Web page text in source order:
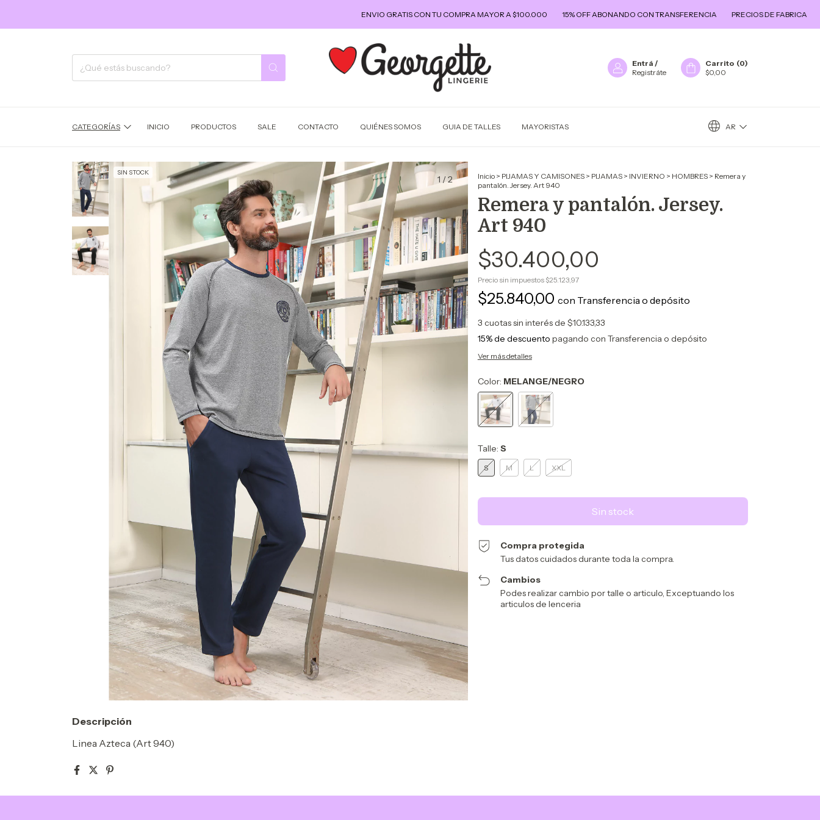
ENVIO GRATIS CON TU COMPRA MAYOR A $100.000 15% OFF ABONANDO CON TRANSFERENCIA PRECIOS DE FABRICA
Entrá /
Registráte
Carrito (0)
$0,00
CATEGORÍAS INICIO PRODUCTOS SALE CONTACTO QUIÉNES SOMOS GUIA DE TALLES MAYORISTAS AR
SIN STOCK
1 /2 Inicio > PIJAMAS Y CAMISONES > PIJAMAS > INVIERNO > HOMBRES > Remera y
pantalón. Jersey. Art 940
Remera y pantalón. Jersey.
Art 940
$30.400,00
Precio sin impuestos $25.123,97
$25.840,00 con Transferencia o depósito
3 cuotas sin interés de $10.133,33
15% de descuento pagando con Transferencia o depósito
Ver más detalles
Color: MELANGE/NEGRO
Talle: S
S M L XXL
Compra protegida
Tus datos cuidados durante toda la compra.
Cambios
Podes realizar cambio por talle o articulo, Exceptuando los
articulos de lenceria
Descripción
Linea Azteca (Art 940)